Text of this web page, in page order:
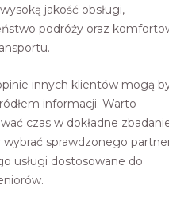
jakość obsługi,
podróży oraz
innych klientów mogą
informacji. Warto
czas w dokładne
wybrać sprawdzonego
usługi dostosowane do